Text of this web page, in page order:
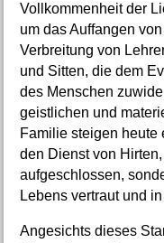
Vollkommenheit der
um das Auffangen
Verbreitung von
und Sitten, die dem
des Menschen
geistlichen und
Familie steigen heute
den Dienst von
aufgeschlossen,
Lebens vertraut und
Angesichts dieses